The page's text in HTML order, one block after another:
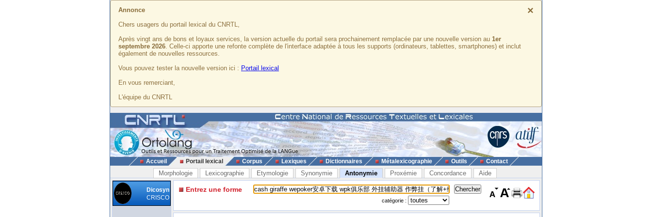
×
Annonce
Chers usagers du portail lexical du CNRTL,
Après vingt ans de bons et loyaux services, la version actuelle du portail sera prochainement remplacée par une nouvelle version au 1er
septembre 2026. Celle-ci apporte une refonte complète de l'interface adaptée à tous les supports (ordinateurs, tablettes, smartphones) et inclut
également de nouvelles ressources.
Vous pouvez tester la nouvelle version ici : Portail lexical
En vous remerciant,
L'équipe du CNRTL
Accueil Portail lexical Corpus Lexiques Dictionnaires Métalexicographie Outils Contact
Morphologie Lexicographie Etymologie Synonymie Antonymie Proxémie Concordance Aide
Dicosyn
CRISCO
Entrez une forme
catégorie :